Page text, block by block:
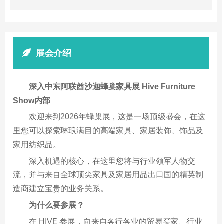
展会介绍
深入中东阿联酋沙迦蜂巢家具展 Hive Furniture
Show内部
欢迎来到2026年蜂巢展，这是一场顶级盛会，在这
里您可以探索琳琅满目的高端家具、家居装饰、饰品及
家用纺织品。
深入机遇的核心，在这里您将与行业领军人物交
流，并与来自全球顶尖家具及家居用品出口国的精英制
造商建立宝贵的业务关系。
为什么要参展？
在 HIVE 参展，向来自各行各业的贸易买家、行业